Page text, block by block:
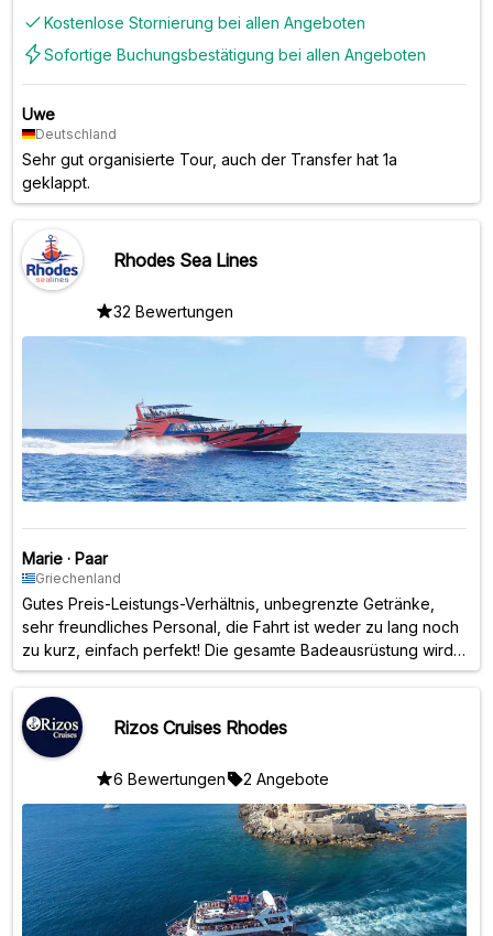
Kostenlose Stornierung bei allen Angeboten
Sofortige Buchungsbestätigung bei allen Angeboten
Uwe
Deutschland
Sehr gut organisierte Tour, auch der Transfer hat 1a
geklappt.
Rhodes Sea Lines
32 Bewertungen
Marie · Paar
Griechenland
Gutes Preis-Leistungs-Verhältnis, unbegrenzte Getränke,
sehr freundliches Personal, die Fahrt ist weder zu lang noch
zu kurz, einfach perfekt! Die gesamte Badeausrüstung wird
ebenfalls zur Verfügung gestellt
Rizos Cruises Rhodes
6 Bewertungen 2 Angebote